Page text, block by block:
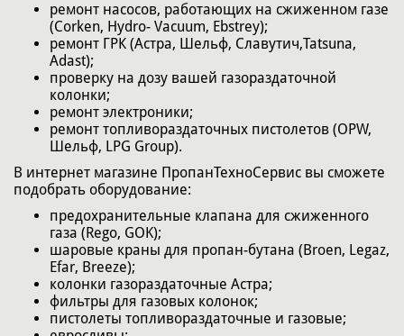
ремонт насосов, работающих на сжиженном газе
(Corken, Hydro- Vacuum, Ebstrey);
ремонт ГРК (Астра, Шельф, Славутич,Tatsuna,
Adast);
проверку на дозу вашей газораздаточной
колонки;
ремонт электроники;
ремонт топливораздаточных пистолетов (OPW,
Шельф, LPG Group).
В интернет магазине ПропанТехноСервис вы сможете
подобрать оборудование:
предохранительные клапана для сжиженного
газа (Rego, GOK);
шаровые краны для пропан-бутана (Broen, Legaz,
Efar, Breeze);
колонки газораздаточные Астра;
фильтры для газовых колонок;
пистолеты топливораздаточные и газовые;